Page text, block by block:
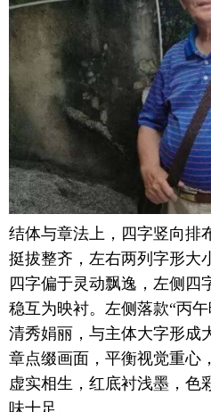
结体与章法上，四字竖向排
挺拔整齐，左右两列字形大
四字偏于灵动飘逸，左侧四
稳互为映衬。左侧落款“丙
清秀娟丽，与主体大字形成
章点缀画面，平衡视觉重心
虚实相生，红底衬浅墨，色